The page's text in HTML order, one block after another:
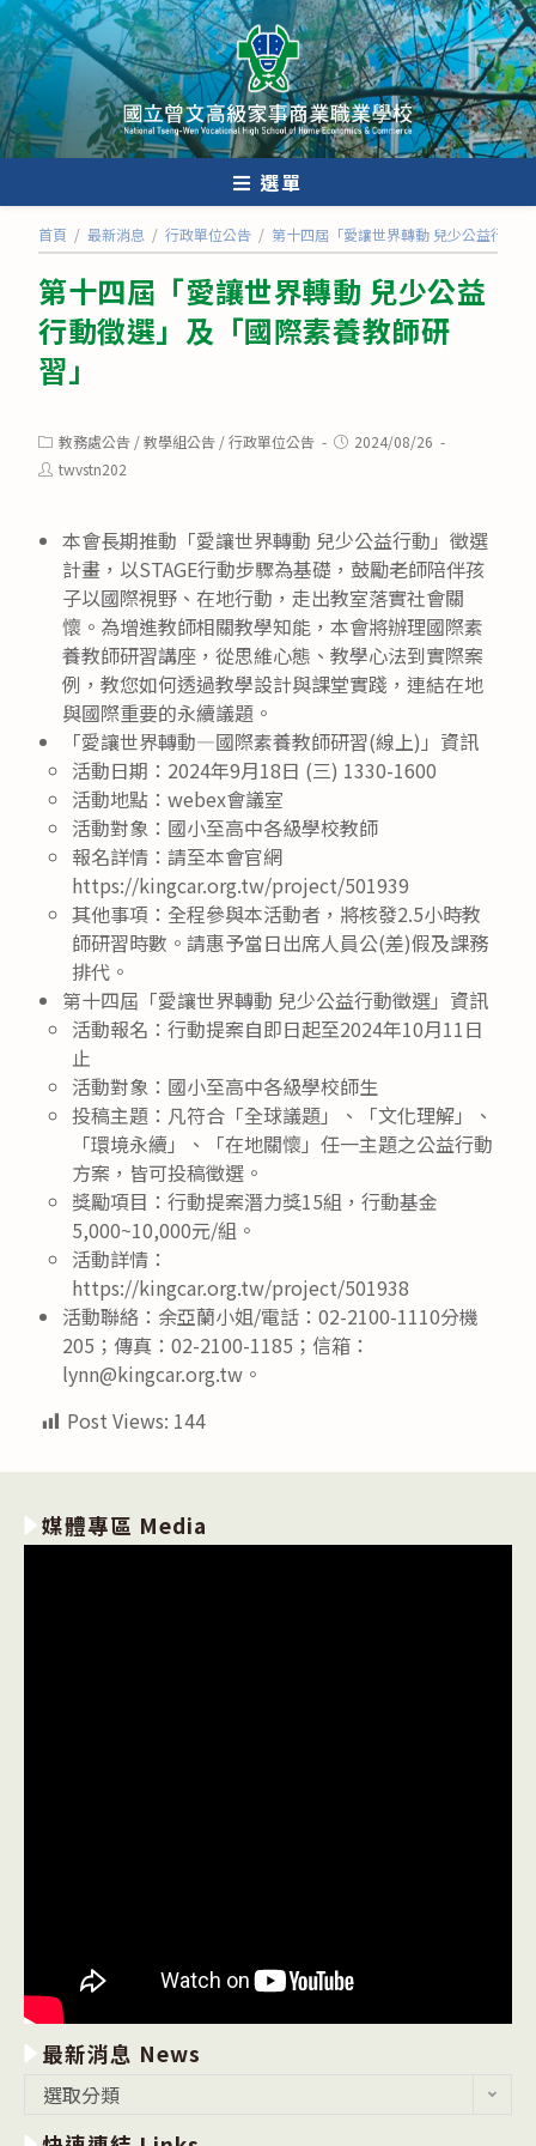
跳
轉
至
主
要
內
選單
首頁 / 最新消息 / 行政單位公告 / 第十四屆「愛讓世界轉動 兒少公益行動
第十四屆「愛讓世界轉動 兒少公益
行動徵選」及「國際素養教師研
習」
Post
category:
教務處公告 /教學組公告 /行政單位公告
Post2024/08/26
Posttwvstn202
本會長期推動「愛讓世界轉動 兒少公益行動」徵選
計畫，以STAGE行動步驟為基礎，鼓勵老師陪伴孩
子以國際視野、在地行動，走出教室落實社會關
懷。為增進教師相關教學知能，本會將辦理國際素
養教師研習講座，從思維心態、教學心法到實際案
例，教您如何透過教學設計與課堂實踐，連結在地
與國際重要的永續議題。
「愛讓世界轉動—國際素養教師研習(線上)」資訊
活動日期：2024年9月18日 (三) 1330-1600
活動地點：webex會議室
活動對象：國小至高中各級學校教師
報名詳情：請至本會官網
https://kingcar.org.tw/project/501939
其他事項：全程參與本活動者，將核發2.5小時教
師研習時數。請惠予當日出席人員公(差)假及課務
排代。
第十四屆「愛讓世界轉動 兒少公益行動徵選」資訊
活動報名：行動提案自即日起至2024年10月11日
止
活動對象：國小至高中各級學校師生
投稿主題：凡符合「全球議題」、「文化理解」、
「環境永續」、「在地關懷」任一主題之公益行動
方案，皆可投稿徵選。
獎勵項目：行動提案潛力獎15組，行動基金
5,000~10,000元/組。
活動詳情：
https://kingcar.org.tw/project/501938
活動聯絡：余亞蘭小姐/電話：02-2100-1110分機
205；傳真：02-2100-1185；信箱：
lynn@kingcar.org.tw。
Post Views: 144
媒體專區 Media
最新消息 News
選取分類